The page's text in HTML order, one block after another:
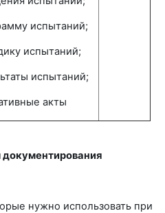
испытаний;
испытаний;
испытаний;
акты
нужно использовать при